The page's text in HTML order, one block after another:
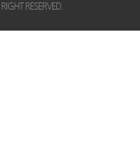
RESERVED.